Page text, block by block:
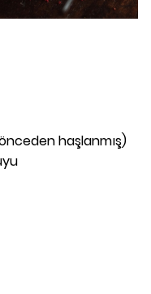
haşlanmış)